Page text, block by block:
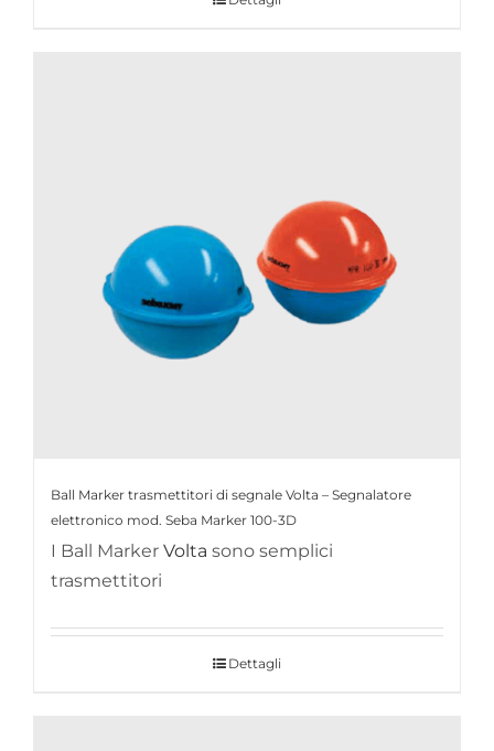
Ball Marker trasmettitori di segnale Volta – Segnalatore
elettronico mod. Seba Marker 100-3D
I Ball Marker Volta sono semplici
trasmettitori
Dettagli